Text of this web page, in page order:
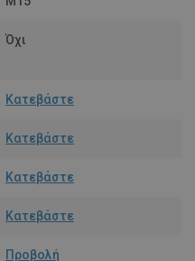
Όχι
Κατεβάστε
Κατεβάστε
Κατεβάστε
Κατεβάστε
Προβολή